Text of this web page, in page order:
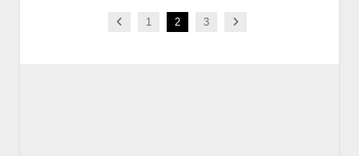
Previous
1 2 3 Next